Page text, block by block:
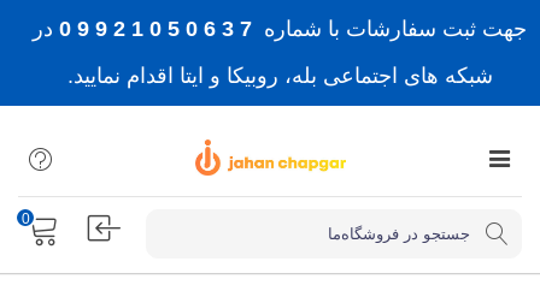
جهت ثبت سفارشات با شماره 7 3 6 0 5 0 1 2 9 9 0
در
شبکه های اجتماعی بله، روبیکا و ایتا اقدام نمایید.
0